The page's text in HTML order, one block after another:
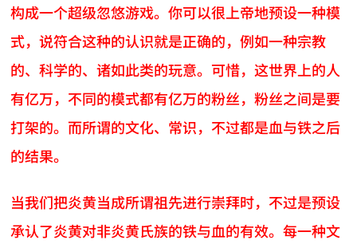
构成一个超级忽悠游戏。你可以很上帝地预设一种模
式，说符合这种的认识就是正确的，例如一种宗教
的、科学的、诸如此类的玩意。可惜，这世界上的人
有亿万，不同的模式都有亿万的粉丝，粉丝之间是要
打架的。而所谓的文化、常识，不过都是血与铁之后
的结果。
当我们把炎黄当成所谓祖先进行崇拜时，不过是预设
承认了炎黄对非炎黄氏族的铁与血的有效。每一种文